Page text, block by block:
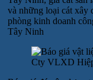
và những loại cát xây
phòng kinh doanh
Tây Ninh
Cty VLXD